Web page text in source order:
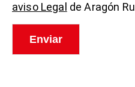
aviso Legal de Aragón